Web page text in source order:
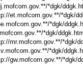
*dgk/
et.mofcom.gov.**/*dgk/
*dgk/
*dgk/
mr.mofcom.gov.**/*dgk/
*dgk/
gw.mofcom.gov.**/*dgk/